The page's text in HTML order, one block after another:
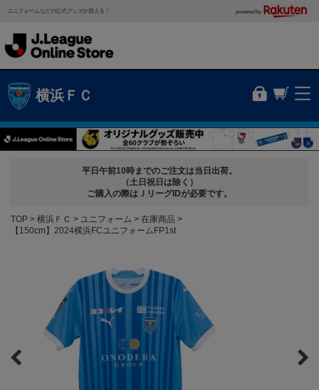
ユニフォームなどの公式グッズが買える！ powered by
横浜ＦＣ
平日午前10時までのご注文は当日出荷。
（土日祝日は除く）
ご購入の際はＪリーグIDが必要です。
TOP 横浜ＦＣ ユニフォーム
在庫商品
【150cm】2024横浜FCユニフォームFP1st